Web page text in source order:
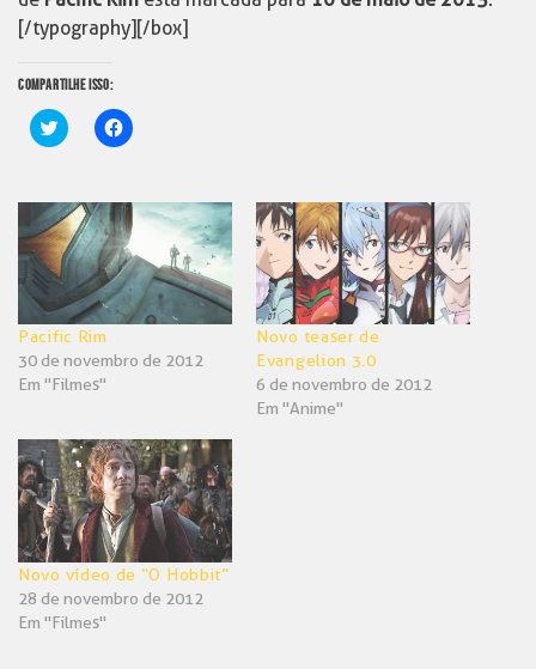
[/typography][/box]
COMPARTILHE ISSO:
Clique
para
em
nova
janela)
Clique
para
em
nova
janela)
Pacific Rim
30 de novembro de 2012
Em "Filmes"
Novo teaser de
Evangelion 3.0
6 de novembro de 2012
Em "Anime"
Novo vídeo de “O Hobbit”
28 de novembro de 2012
Em "Filmes"